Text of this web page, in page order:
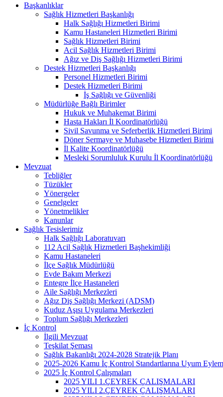
Başkanlıklar
Sağlık Hizmetleri Başkanlığı
Halk Sağlığı Hizmetleri Birimi
Kamu Hastaneleri Hizmetleri Birimi
Sağlık Hizmetleri Birimi
Acil Sağlık Hizmetleri Birimi
Ağız ve Diş Sağlığı Hizmetleri Birimi
Destek Hizmetleri Başkanlığı
Personel Hizmetleri Birimi
Destek Hizmetleri Birimi
İş Sağlığı ve Güvenliği
Müdürlüğe Bağlı Birimler
Hukuk ve Muhakemat Birimi
Hasta Hakları İl Koordinatörlüğü
Sivil Savunma ve Seferberlik Hizmetleri Birimi
Döner Sermaye ve Muhasebe Hizmetleri Birimi
İl Kalite Koordinatörlüğü
Mesleki Sorumluluk Kurulu İl Koordinatörlüğü
Mevzuat
Tebliğler
Tüzükler
Yönergeler
Genelgeler
Yönetmelikler
Kanunlar
Sağlık Tesislerimiz
Halk Sağlığı Laboratuvarı
112 Acil Sağlık Hizmetleri Başhekimliği
Kamu Hastaneleri
İlçe Sağlık Müdürlüğü
Evde Bakım Merkezi
Entegre İlçe Hastaneleri
Aile Sağlığı Merkezleri
Ağız Diş Sağlığı Merkezi (ADSM)
Kuduz Aşısı Uygulama Merkezleri
Toplum Sağlığı Merkezleri
İç Kontrol
İlgili Mevzuat
Teşkilat Şeması
Sağlık Bakanlığı 2024-2028 Stratejik Planı
2025-2026 Kamu İç Kontrol Standartlarına Uyum Eylem
2025 İç Kontrol Çalışmaları
2025 YILI 1.ÇEYREK ÇALIŞMALARI
2025 YILI 2.ÇEYREK ÇALIŞMALARI